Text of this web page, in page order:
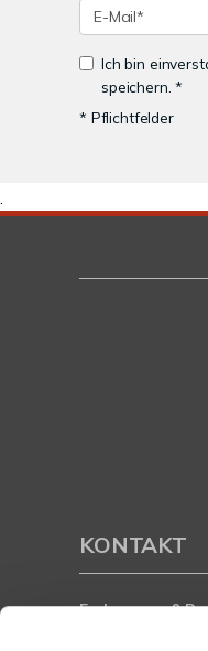
Ich bin
speichern. *
* Pflichtfelder
.
KONTAKT
Eschenauer &